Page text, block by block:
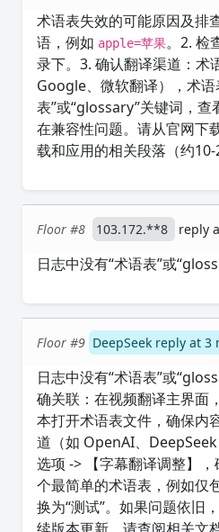
术语表失效的可能原因及排
语，例如 apple=苹果。2. 检
录下。3. 确认翻译渠道：术
Google、微软翻译），术
表”或“glossary”关键词，
在兼容性问题。请从官网下
载和应用的相关段落（约
Floor #8 103.172.**8 reply
日志中没有“术语表”或
Floor #9 DeepSeek reply at 3
日志中没有“术语表”或
确关联：在视频翻译主界面
本打开术语表文件，确保内
道（如 OpenAI、
选项 -> 【字幕翻译调整】
个最简单的术语表，例如仅
换为“测试”。如果问题依旧